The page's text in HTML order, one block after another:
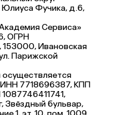
Юлиуса Фучика, д.6,
Сервиса»
ОГРН
Ивановская
Парижской
7718696387, КПП
Звёздный бульвар,